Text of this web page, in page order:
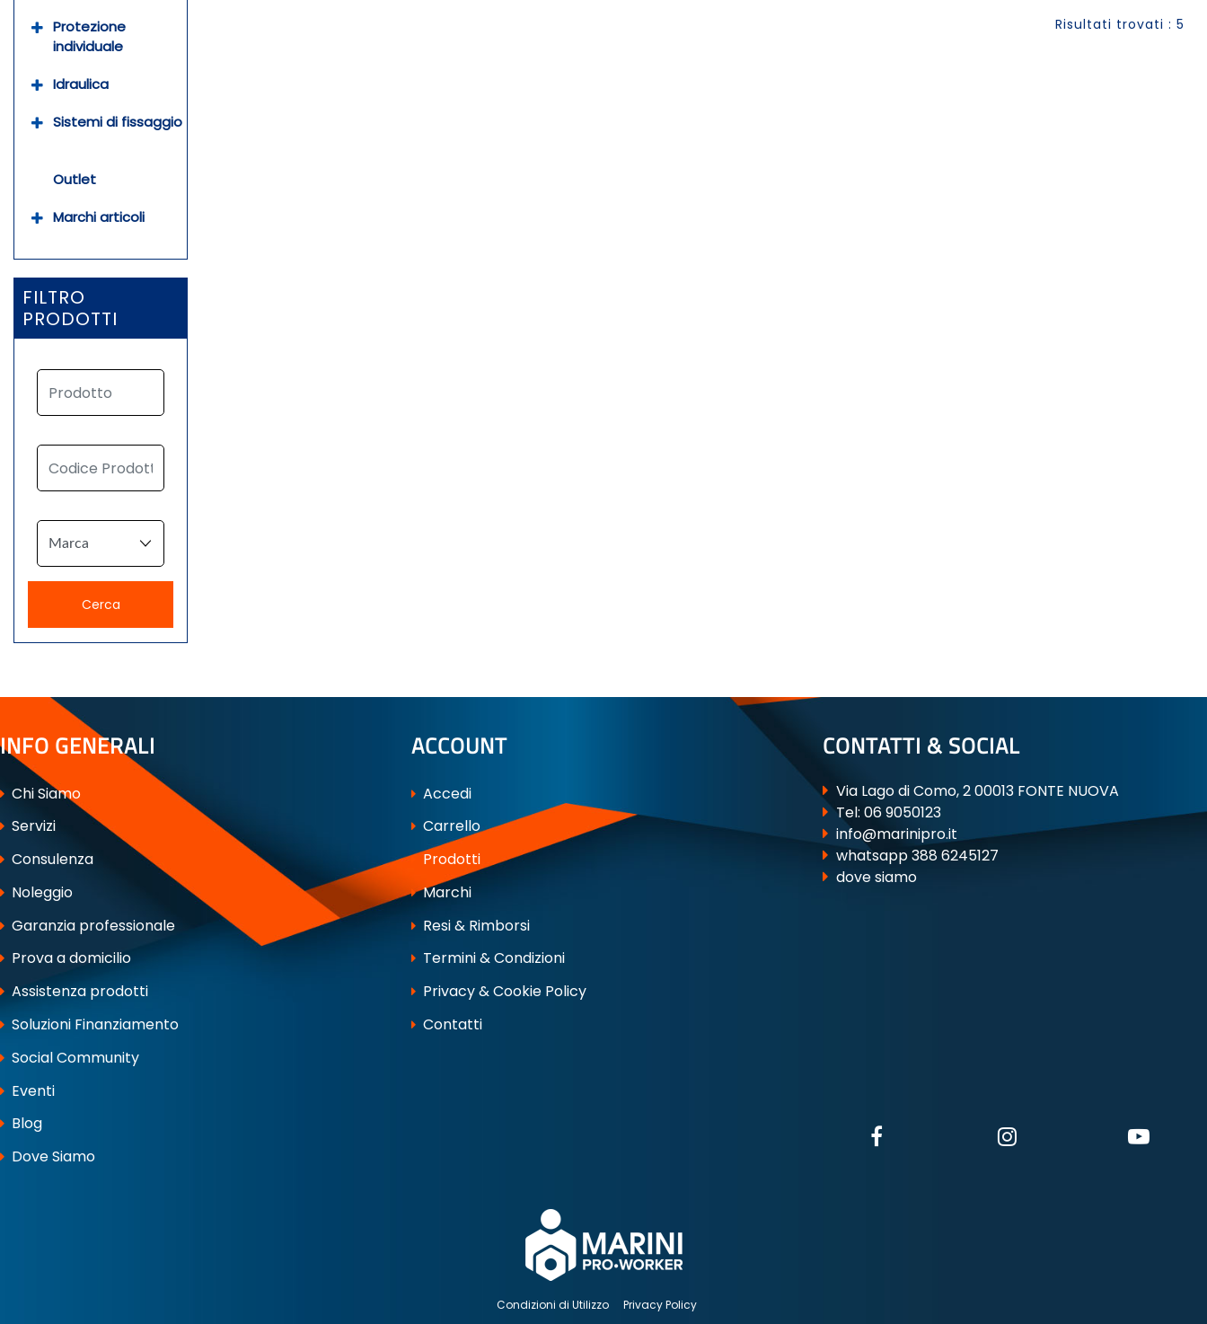
Protezione
individuale
Idraulica
Sistemi di fissaggio
Outlet
Marchi articoli
FILTRO
PRODOTTI
Risultati trovati : 5
INFO GENERALI
Chi Siamo
Servizi
Consulenza
Noleggio
Garanzia professionale
Prova a domicilio
Assistenza prodotti
Soluzioni Finanziamento
Social Community
Eventi
Blog
Dove Siamo
ACCOUNT
Accedi
Carrello
Prodotti
Marchi
Resi & Rimborsi
Termini & Condizioni
Privacy & Cookie Policy
Contatti
CONTATTI & SOCIAL
Via Lago di Como, 2 00013 FONTE NUOVA
Tel: 06 9050123
info@marinipro.it
whatsapp 388 6245127
dove siamo
Condizioni di Utilizzo Privacy Policy